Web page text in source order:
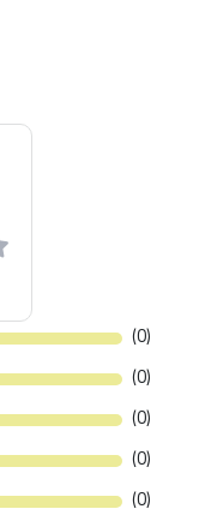
(0)
(0)
(0)
(0)
(0)